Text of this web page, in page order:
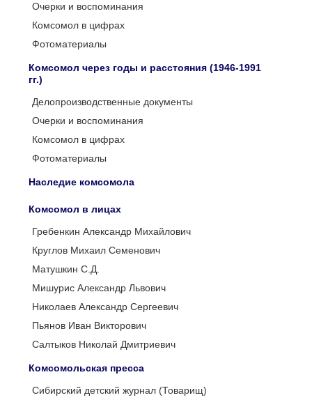
Очерки и воспоминания
Комсомол в цифрах
Фотоматериалы
Комсомол через годы и расстояния (1946-1991
гг.)
Делопроизводственные документы
Очерки и воспоминания
Комсомол в цифрах
Фотоматериалы
Наследие комсомола
Комсомол в лицах
Гребенкин Александр Михайлович
Круглов Михаил Семенович
Матушкин С.Д.
Мишурис Александр Львович
Николаев Александр Сергеевич
Пьянов Иван Викторович
Салтыков Николай Дмитриевич
Комсомольская пресса
Сибирский детский журнал (Товарищ)